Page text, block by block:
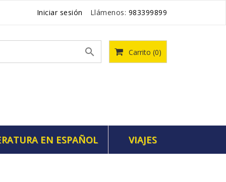
Iniciar sesión Llámenos: 983399899
Carrito (0)

EN ESPAÑOL VIAJES